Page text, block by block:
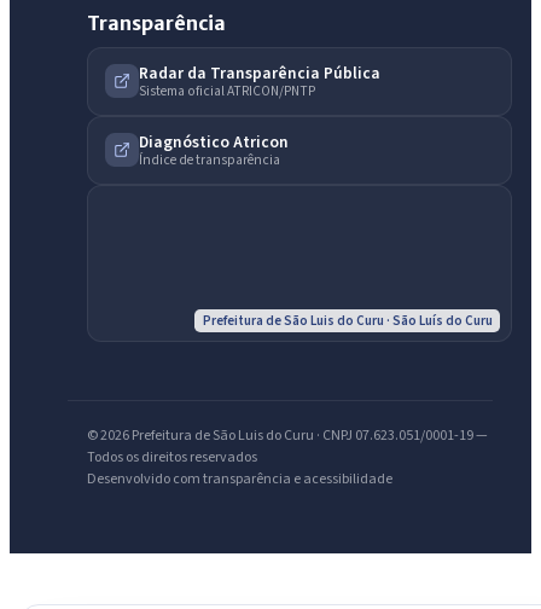
Transparência
Radar da Transparência Pública
Sistema oficial ATRICON/PNTP
Diagnóstico Atricon
Índice de transparência
Prefeitura de São Luis do Curu · São Luís do Curu
© 2026 Prefeitura de São Luis do Curu · CNPJ 07.623.051/0001-19 —
Todos os direitos reservados
Desenvolvido com transparência e acessibilidade
IntGest AI
Assistente do Portal